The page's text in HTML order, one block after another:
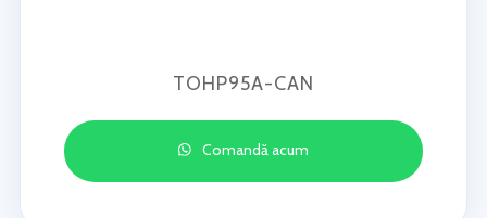
TOHP95A-CAN
Comandă acum